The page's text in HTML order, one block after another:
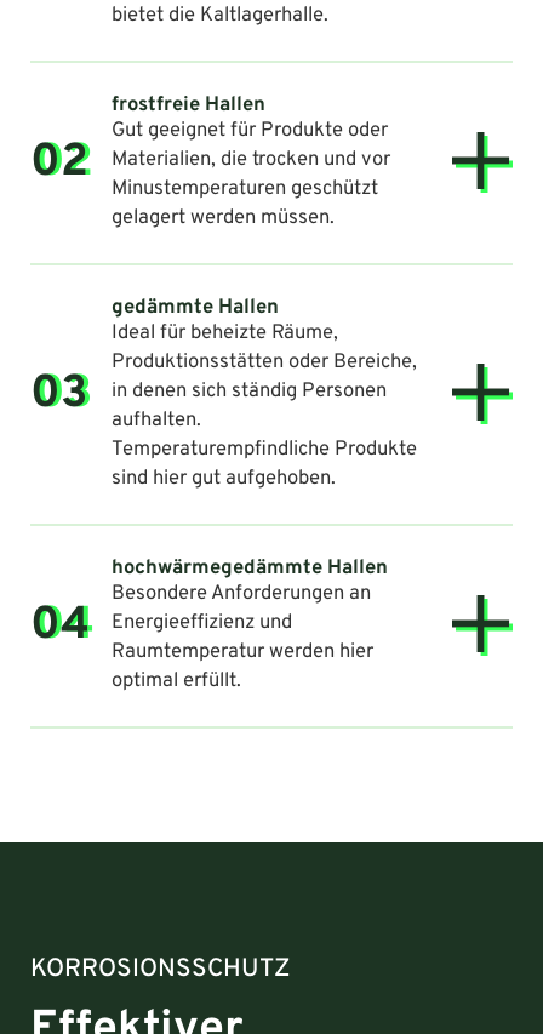
bietet die Kaltlagerhalle.
02
frostfreie Hallen
Gut geeignet für Produkte oder
Materialien, die trocken und vor
Minustemperaturen geschützt
gelagert werden müssen.
03
gedämmte Hallen
Ideal für beheizte Räume,
Produktionsstätten oder Bereiche,
in denen sich ständig Personen
aufhalten.
Temperaturempfindliche Produkte
sind hier gut aufgehoben.
04
hochwärmegedämmte Hallen
Besondere Anforderungen an
Energieeffizienz und
Raumtemperatur werden hier
optimal erfüllt.
KORROSIONSSCHUTZ